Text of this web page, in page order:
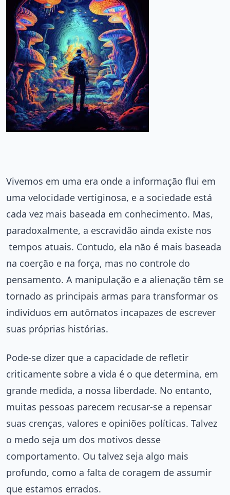
Vivemos em uma era onde a informação flui em
uma velocidade vertiginosa, e a sociedade está
cada vez mais baseada em conhecimento. Mas,
paradoxalmente, a escravidão ainda existe nos
tempos atuais. Contudo, ela não é mais baseada
na coerção e na força, mas no controle do
pensamento. A manipulação e a alienação têm se
tornado as principais armas para transformar os
indivíduos em autômatos incapazes de escrever
suas próprias histórias.
Pode-se dizer que a capacidade de refletir
criticamente sobre a vida é o que determina, em
grande medida, a nossa liberdade. No entanto,
muitas pessoas parecem recusar-se a repensar
suas crenças, valores e opiniões políticas. Talvez
o medo seja um dos motivos desse
comportamento. Ou talvez seja algo mais
profundo, como a falta de coragem de assumir
que estamos errados.